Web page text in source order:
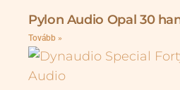
Pylon Audio Opal 30
Tovább »